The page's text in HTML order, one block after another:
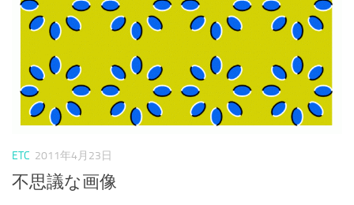
ETC 2011年4月23日
不思議な画像